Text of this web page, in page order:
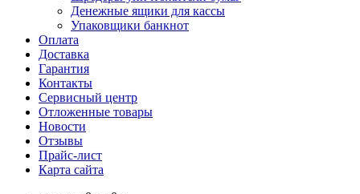
Денежные ящики для кассы
Упаковщики банкнот
Оплата
Доставка
Гарантия
Контакты
Сервисный центр
Отложенные товары
Новости
Отзывы
Прайс-лист
Карта сайта